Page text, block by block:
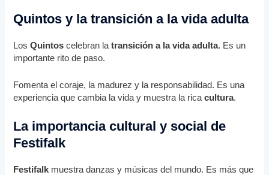
Quintos y la transición a la vida adulta
LosQuintos celebran latransición a la vida adulta. Es un
importante rito de paso.
Fomenta el coraje, la madurez y la responsabilidad. Es una
experiencia que cambia la vida y muestra la ricacultura.
La importancia cultural y social de
Festifalk
Festifalk muestra danzas y músicas del mundo. Es más que